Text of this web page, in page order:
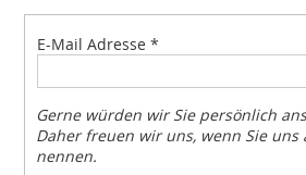
E-Mail Adresse *
Gerne würden wir Sie persönlich
Daher freuen wir uns, wenn Sie uns
nennen.